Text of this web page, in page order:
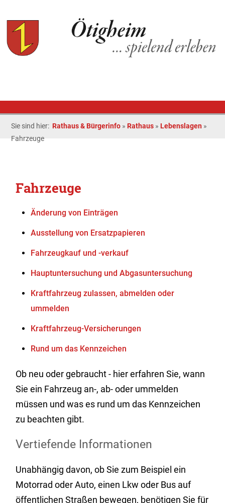
Sie sind hier: Rathaus & Bürgerinfo » Rathaus » Lebenslagen »
Fahrzeuge
Fahrzeuge
Änderung von Einträgen
Ausstellung von Ersatzpapieren
Fahrzeugkauf und -verkauf
Hauptuntersuchung und Abgasuntersuchung
Kraftfahrzeug zulassen, abmelden oder
ummelden
Kraftfahrzeug-Versicherungen
Rund um das Kennzeichen
Ob neu oder gebraucht - hier erfahren Sie, wann
Sie ein Fahrzeug an-, ab- oder ummelden
müssen und was es rund um das Kennzeichen
zu beachten gibt.
Vertiefende Informationen
Unabhängig davon, ob Sie zum Beispiel ein
Motorrad oder Auto, einen Lkw oder Bus auf
öffentlichen Straßen bewegen, benötigen Sie für